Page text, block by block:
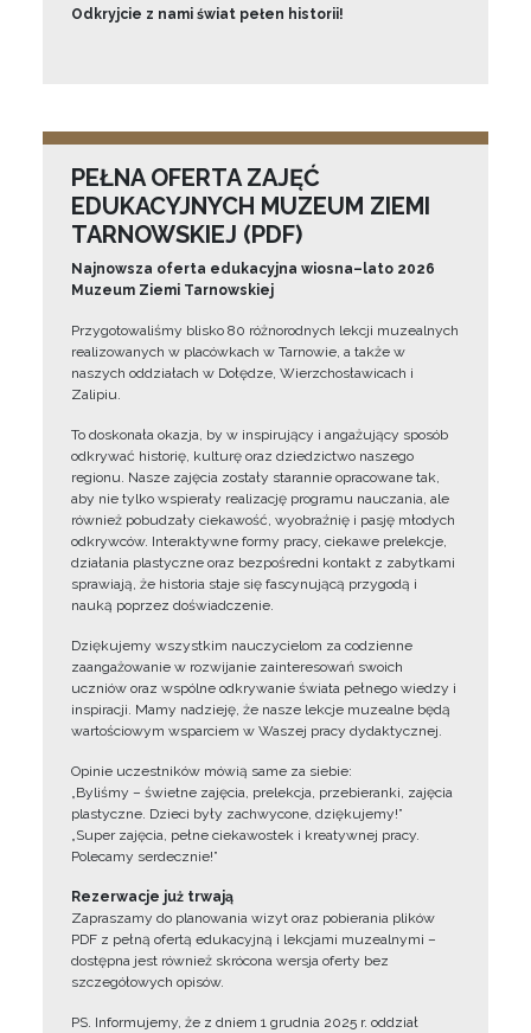
Odkryjcie z nami świat pełen historii!
PEŁNA OFERTA ZAJĘĆ
EDUKACYJNYCH MUZEUM ZIEMI
TARNOWSKIEJ (PDF)
Najnowsza oferta edukacyjna wiosna–lato 2026
Muzeum Ziemi Tarnowskiej
Przygotowaliśmy blisko 80 różnorodnych lekcji muzealnych
realizowanych w placówkach w Tarnowie, a także w
naszych oddziałach w Dołędze, Wierzchosławicach i
Zalipiu.
To doskonała okazja, by w inspirujący i angażujący sposób
odkrywać historię, kulturę oraz dziedzictwo naszego
regionu. Nasze zajęcia zostały starannie opracowane tak,
aby nie tylko wspierały realizację programu nauczania, ale
również pobudzały ciekawość, wyobraźnię i pasję młodych
odkrywców. Interaktywne formy pracy, ciekawe prelekcje,
działania plastyczne oraz bezpośredni kontakt z zabytkami
sprawiają, że historia staje się fascynującą przygodą i
nauką poprzez doświadczenie.
Dziękujemy wszystkim nauczycielom za codzienne
zaangażowanie w rozwijanie zainteresowań swoich
uczniów oraz wspólne odkrywanie świata pełnego wiedzy i
inspiracji. Mamy nadzieję, że nasze lekcje muzealne będą
wartościowym wsparciem w Waszej pracy dydaktycznej.
Opinie uczestników mówią same za siebie:
„Byliśmy – świetne zajęcia, prelekcja, przebieranki, zajęcia
plastyczne. Dzieci były zachwycone, dziękujemy!”
„Super zajęcia, pełne ciekawostek i kreatywnej pracy.
Polecamy serdecznie!”
Rezerwacje już trwają
Zapraszamy do planowania wizyt oraz pobierania plików
PDF z pełną ofertą edukacyjną i lekcjami muzealnymi –
dostępna jest również skrócona wersja oferty bez
szczegółowych opisów.
PS. Informujemy, że z dniem 1 grudnia 2025 r. oddział